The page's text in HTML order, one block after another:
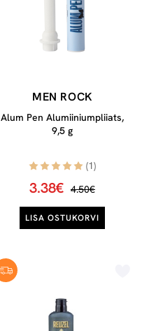
MEN ROCK
Alum Pen Alumiiniumpliiats,
9,5 g
(1)
3.38€ 4.50€
LISA OSTUKORVI